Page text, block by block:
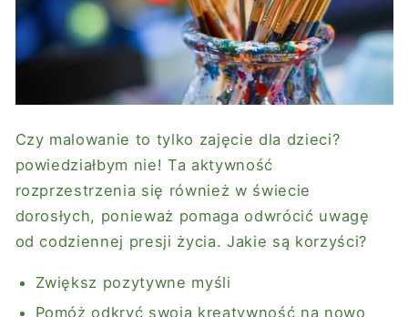
Czy malowanie to tylko zajęcie dla dzieci?
powiedziałbym nie! Ta aktywność
rozprzestrzenia się również w świecie
dorosłych, ponieważ pomaga odwrócić uwagę
od codziennej presji życia. Jakie są korzyści?
Zwiększ pozytywne myśli
Pomóż odkryć swoją kreatywność na nowo